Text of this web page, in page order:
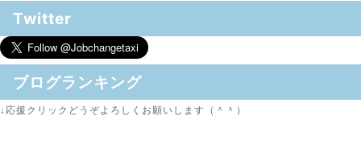
Twitter
ブログランキング
↓応援クリックどうぞよろしくお願いします（＾＾）